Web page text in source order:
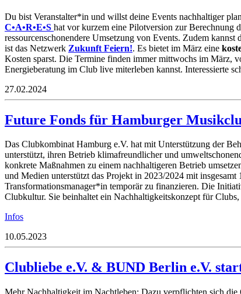
Du bist Veranstalter*in und willst deine Events nachhaltiger
C•A•R•E•S hat vor kurzem eine Pilotversion zur Berechnung
ressourcenschonendere Umsetzung von Events. Zudem kannst
ist das Netzwerk Zukunft Feiern!. Es bietet im März eine
Kosten sparst. Die Termine finden immer mittwochs im März,
Energieberatung im Club live miterleben kannst. Interessierte
27.02.2024
Future Fonds für Hamburger
Das Clubkombinat Hamburg e.V. hat mit Unterstützung der
unterstützt, ihren Betrieb klimafreundlicher und
konkrete Maßnahmen zu einem nachhaltigeren Betrieb
und Medien unterstützt das Projekt in 2023/2024 mit insgesamt
Transformationsmanager*in temporär zu finanzieren. Die
Clubkultur. Sie beinhaltet ein Nachhaltigkeitskonzept für
Infos
10.05.2023
Clubliebe e.V. & BUND Berlin e.V.